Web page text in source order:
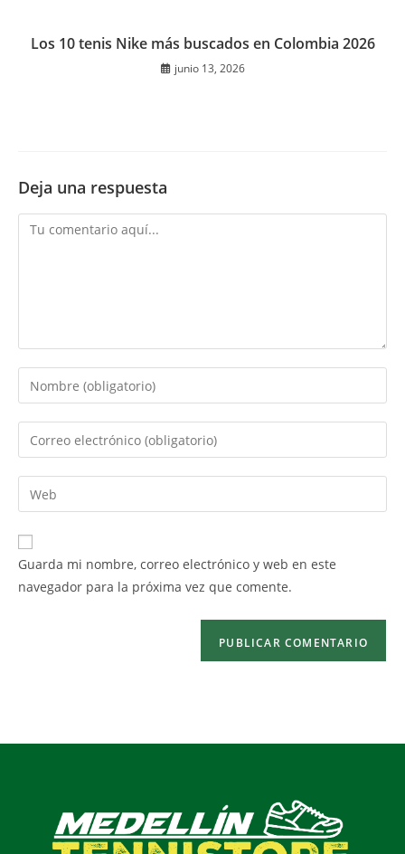
Los 10 tenis Nike más buscados en Colombia 2026
junio 13, 2026
Deja una respuesta
Guarda mi nombre, correo electrónico y web en este
navegador para la próxima vez que comente.